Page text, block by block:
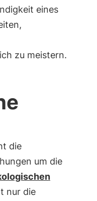
eines
zu meistern.
die
um die
nur die